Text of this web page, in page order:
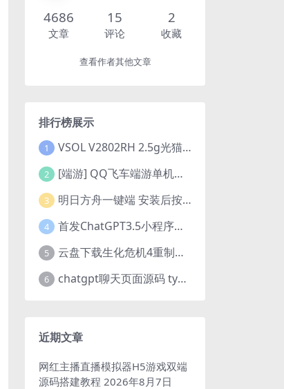
4686
文章
15
评论
2
收藏
查看作者其他文章
排行榜展示
1 VSOL V2802RH 2.5g光猫 设置使用教程及设置SN教程-附带稳定固件使用手册等
2 [端游] QQ飞车端游单机版，各种车套装都有，免虚拟机
3 明日方舟一键端 安装后按说明启动即可
4 首发ChatGPT3.5小程序开源vue
5 云盘下载生化危机4重制版女皇豪华版分流+女皇学习补丁+修改器 解压即玩【阿里云盘】
6 chatgpt聊天页面源码 typecho博客程序joe主题
近期文章
网红主播直播模拟器H5游戏双端
源码搭建教程 2026年8月7日